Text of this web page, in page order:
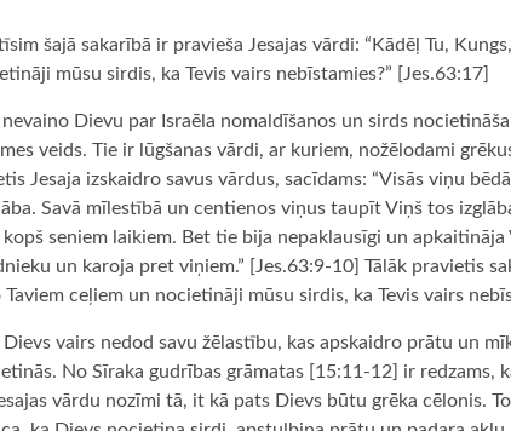
šajā sakarībā ir pravieša Jesajas vārdi: “Kādēļ Tu,
mūsu sirdis, ka Tevis vairs nebīstamies?” [Jes.63:17]
Dievu par Israēla nomaldīšanos un sirds
veids. Tie ir lūgšanas vārdi, ar kuriem, nožēlodami
Jesaja izskaidro savus vārdus, sacīdams: “Visās viņu
Savā mīlestībā un centienos viņus taupīt Viņš tos
kopš seniem laikiem. Bet tie bija nepaklausīgi un apkaitināja
un karoja pret viņiem.” [Jes.63:9-10] Tālāk pravietis
ceļiem un nocietināji mūsu sirdis, ka Tevis vairs
Dievs vairs nedod savu žēlastību, kas apskaidro prātu un
No Sīraka gudrības grāmatas [15:11-12] ir redzams,
vārdu nozīmi tā, it kā pats Dievs būtu grēka cēlonis.